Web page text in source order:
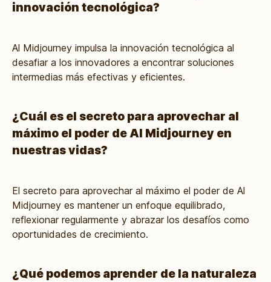
innovación tecnológica?
Al Midjourney impulsa la innovación tecnológica al
desafiar a los innovadores a encontrar soluciones
intermedias más efectivas y eficientes.
¿Cuál es el secreto para aprovechar al
máximo el poder de Al Midjourney en
nuestras vidas?
El secreto para aprovechar al máximo el poder de Al
Midjourney es mantener un enfoque equilibrado,
reflexionar regularmente y abrazar los desafíos como
oportunidades de crecimiento.
¿Qué podemos aprender de la naturaleza